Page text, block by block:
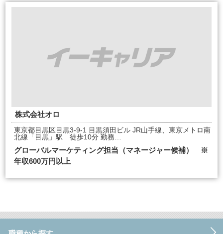
株式会社オロ
東京都目黒区目黒3-9-1 目黒須田ビル JR山手線、東京メトロ南
北線「目黒」駅 徒歩10分 勤務…
グローバルマーケティング担当（マネージャー候補） ※
年収600万円以上